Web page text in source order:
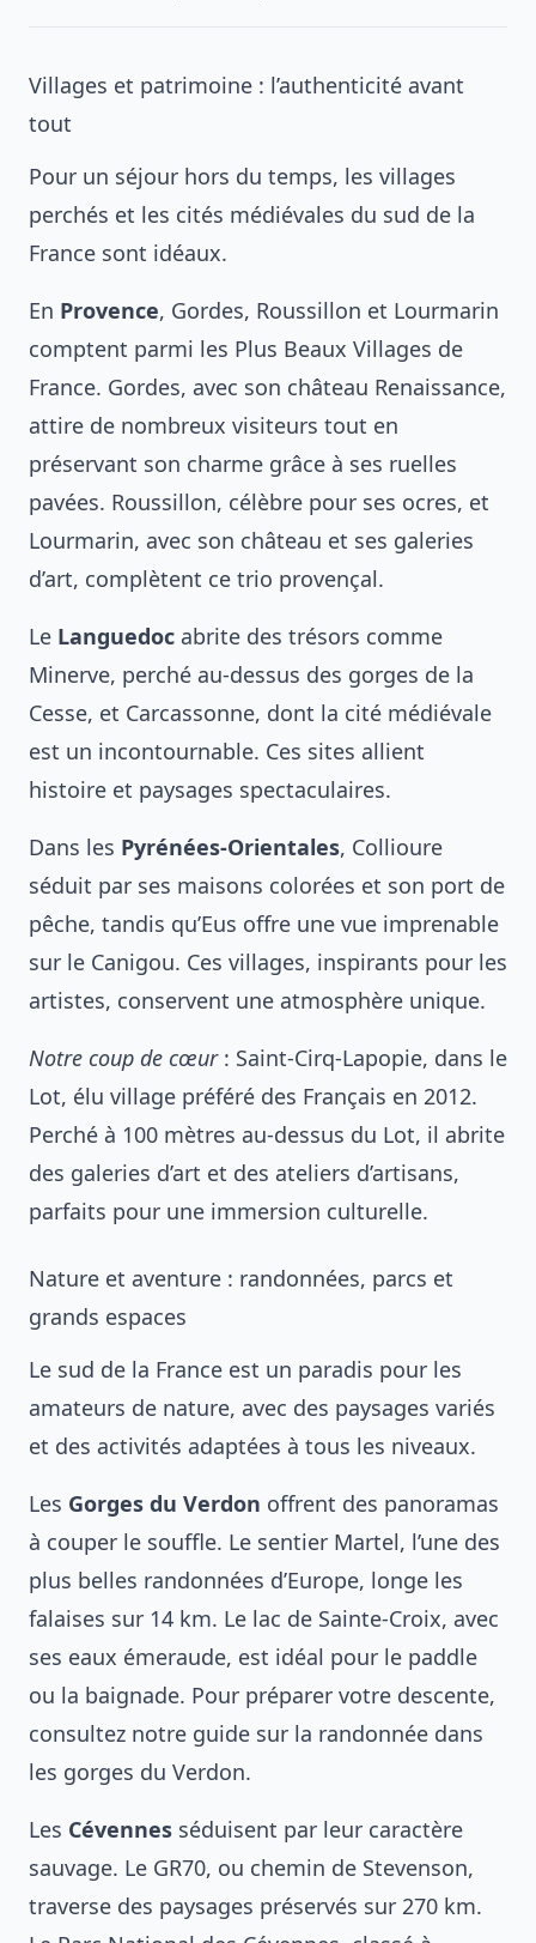
Villages et patrimoine : l’authenticité avant
tout
Pour un séjour hors du temps, les villages
perchés et les cités médiévales du sud de la
France sont idéaux.
En Provence, Gordes, Roussillon et Lourmarin
comptent parmi les Plus Beaux Villages de
France. Gordes, avec son château Renaissance,
attire de nombreux visiteurs tout en
préservant son charme grâce à ses ruelles
pavées. Roussillon, célèbre pour ses ocres, et
Lourmarin, avec son château et ses galeries
d’art, complètent ce trio provençal.
Le Languedoc abrite des trésors comme
Minerve, perché au-dessus des gorges de la
Cesse, et Carcassonne, dont la cité médiévale
est un incontournable. Ces sites allient
histoire et paysages spectaculaires.
Dans les Pyrénées-Orientales, Collioure
séduit par ses maisons colorées et son port de
pêche, tandis qu’Eus offre une vue imprenable
sur le Canigou. Ces villages, inspirants pour les
artistes, conservent une atmosphère unique.
Notre coup de cœur: Saint-Cirq-Lapopie, dans le
Lot, élu village préféré des Français en 2012.
Perché à 100 mètres au-dessus du Lot, il abrite
des galeries d’art et des ateliers d’artisans,
parfaits pour une immersion culturelle.
Nature et aventure : randonnées, parcs et
grands espaces
Le sud de la France est un paradis pour les
amateurs de nature, avec des paysages variés
et des activités adaptées à tous les niveaux.
Les Gorges du Verdon offrent des panoramas
à couper le souffle. Le sentier Martel, l’une des
plus belles randonnées d’Europe, longe les
falaises sur 14 km. Le lac de Sainte-Croix, avec
ses eaux émeraude, est idéal pour le paddle
ou la baignade. Pour préparer votre descente,
consultez notre guide sur la randonnée dans
les gorges du Verdon.
Les Cévennes séduisent par leur caractère
sauvage. Le GR70, ou chemin de Stevenson,
traverse des paysages préservés sur 270 km.